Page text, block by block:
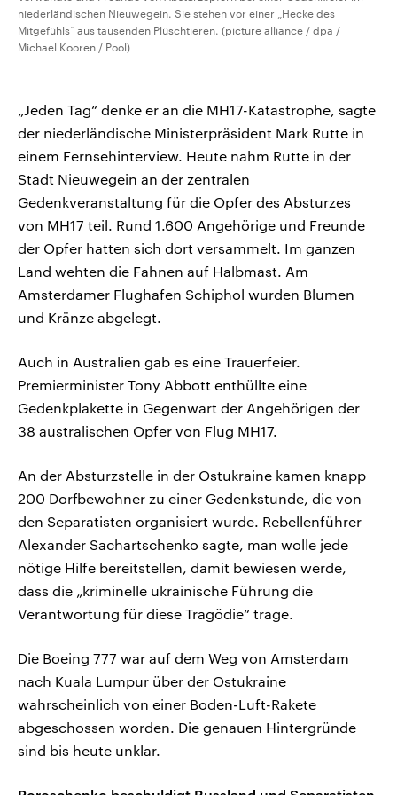
niederländischen Nieuwegein. Sie stehen vor einer „Hecke des
Mitgefühls“ aus tausenden Plüschtieren. (picture alliance / dpa /
Michael Kooren / Pool)
„Jeden Tag“ denke er an die MH17-Katastrophe, sagte
der niederländische Ministerpräsident Mark Rutte in
einem Fernsehinterview. Heute nahm Rutte in der
Stadt Nieuwegein an der zentralen
Gedenkveranstaltung für die Opfer des Absturzes
von MH17 teil. Rund 1.600 Angehörige und Freunde
der Opfer hatten sich dort versammelt. Im ganzen
Land wehten die Fahnen auf Halbmast. Am
Amsterdamer Flughafen Schiphol wurden Blumen
und Kränze abgelegt.
Auch in Australien gab es eine Trauerfeier.
Premierminister Tony Abbott enthüllte eine
Gedenkplakette in Gegenwart der Angehörigen der
38 australischen Opfer von Flug MH17.
An der Absturzstelle in der Ostukraine kamen knapp
200 Dorfbewohner zu einer Gedenkstunde, die von
den Separatisten organisiert wurde. Rebellenführer
Alexander Sachartschenko sagte, man wolle jede
nötige Hilfe bereitstellen, damit bewiesen werde,
dass die „kriminelle ukrainische Führung die
Verantwortung für diese Tragödie“ trage.
Die Boeing 777 war auf dem Weg von Amsterdam
nach Kuala Lumpur über der Ostukraine
wahrscheinlich von einer Boden-Luft-Rakete
abgeschossen worden. Die genauen Hintergründe
sind bis heute unklar.